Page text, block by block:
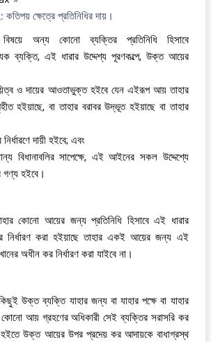
ক্ষেত্রে প্রতিনিধির দায়।
অন্য কোনো ব্যক্তির প্রতিনিধি হিসাবে
ব্যক্তি, এই ধারার উদ্দেশ্য পূরণকল্পে, উক্ত আয়ের
ও দায়ের আওতাভুক্ত হইবে যেন এইরূপ আয় তাহার
গৃহীত হইয়াছে, বা তাহার বরাবর উদ্ভূত হইয়াছে বা তাহার
দায়ী হইবে; এবং
বিধানাবলির সাপেক্ষে, এই আইনের সকল উদ্দেশ্যে
গণ্য হইবে।
কোনো আয়ের জন্য প্রতিনিধি হিসাবে এই ধারার
নির্ধারণ করা হইয়াছে তাহার একই আয়ের জন্য এই
অধীন কর নির্ধারণ করা যাইবে না।
উক্ত ব্যক্তি যাহার জন্য বা যাহার পক্ষে বা যাহার
কোনো আয় গ্রহণের অধিকারী সেই ব্যক্তির সরাসরি কর
হইতে উক্ত আয়ের উপর প্রদেয় কর আদায়কে বাধাগ্রস্থ